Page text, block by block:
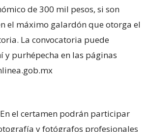
de 300 mil pesos, si son
el máximo galardón que otorga el
La convocatoria puede
y purhépecha en las páginas
el certamen podrán participar
y fotógrafos profesionales